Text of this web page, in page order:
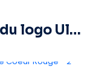
Icône du logo Ultra HD 8k monochrome noir